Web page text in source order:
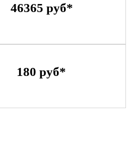
46365 руб*
180 руб*